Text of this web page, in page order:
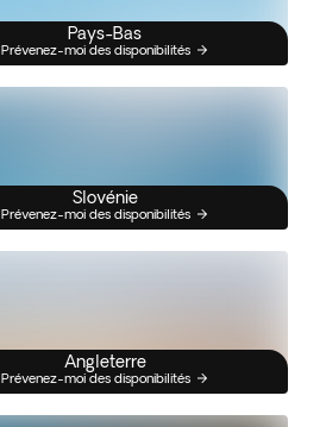
Pays-Bas
Prévenez-moi des disponibilités
Slovénie
Prévenez-moi des disponibilités
Angleterre
Prévenez-moi des disponibilités